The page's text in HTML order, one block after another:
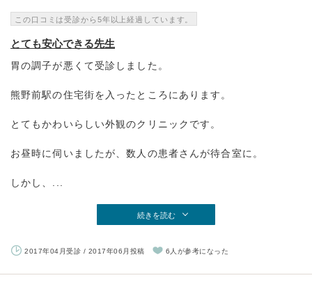
この口コミは受診から5年以上経過しています。
とても安心できる先生
胃の調子が悪くて受診しました。
熊野前駅の住宅街を入ったところにあります。
とてもかわいらしい外観のクリニックです。
お昼時に伺いましたが、数人の患者さんが待合室に。
しかし、...
続きを読む
2017年04月受診 / 2017年06月投稿 6人が参考になった